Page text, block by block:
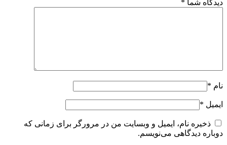
دیدگاه شما *
نام *
ایمیل *
ذخیره نام، ایمیل و وبسایت من در مرورگر برای زمانی که
دوباره دیدگاهی می‌نویسم.